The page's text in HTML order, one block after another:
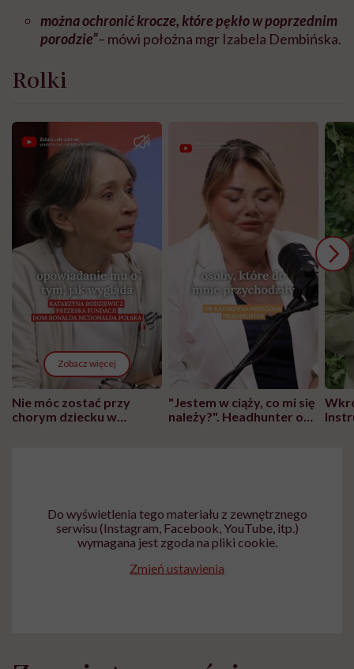
można ochronić krocze, które pękło w poprzednim
porodzie”– mówi położna mgr Izabela Dembińska.
Rolki
Zobacz więcej
Nie móc zostać przy
chorym dziecku w
"Jestem w ciąży, co mi się
należy?". Headhunter o
Do wyświetlenia tego materiału z zewnętrznego
serwisu (Instagram, Facebook, YouTube, itp.)
wymagana jest zgoda na pliki cookie.
Zmień ustawienia